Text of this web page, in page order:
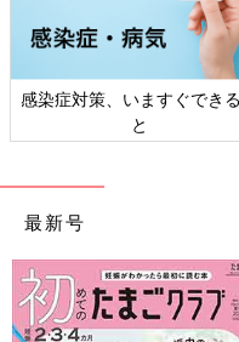
同じ出産予定月の妊
「まいに
感染症対策、いますぐでき
と
最新号